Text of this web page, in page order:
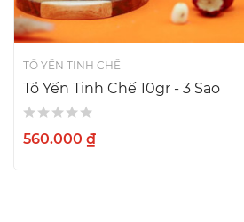
TỔ YẾN TINH CHẾ
Tổ Yến Tinh Chế 10gr - 3 Sao
560.000 ₫